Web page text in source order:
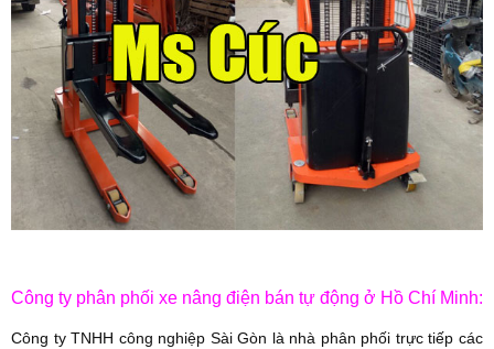
Công ty phân phối xe nâng điện bán tự động ở Hồ Chí Minh:
Công ty TNHH công nghiệp Sài Gòn là nhà phân phối trực tiếp các